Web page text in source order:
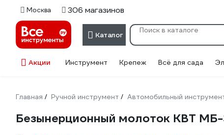
Москва 306 магазинов
Каталог
Акции Инструмент Крепеж Всё для сада
Главная / Ручной инструмент / Автомобильный
Безынерционный молоток КВТ